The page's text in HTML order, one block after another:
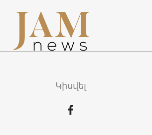
Կիսվել